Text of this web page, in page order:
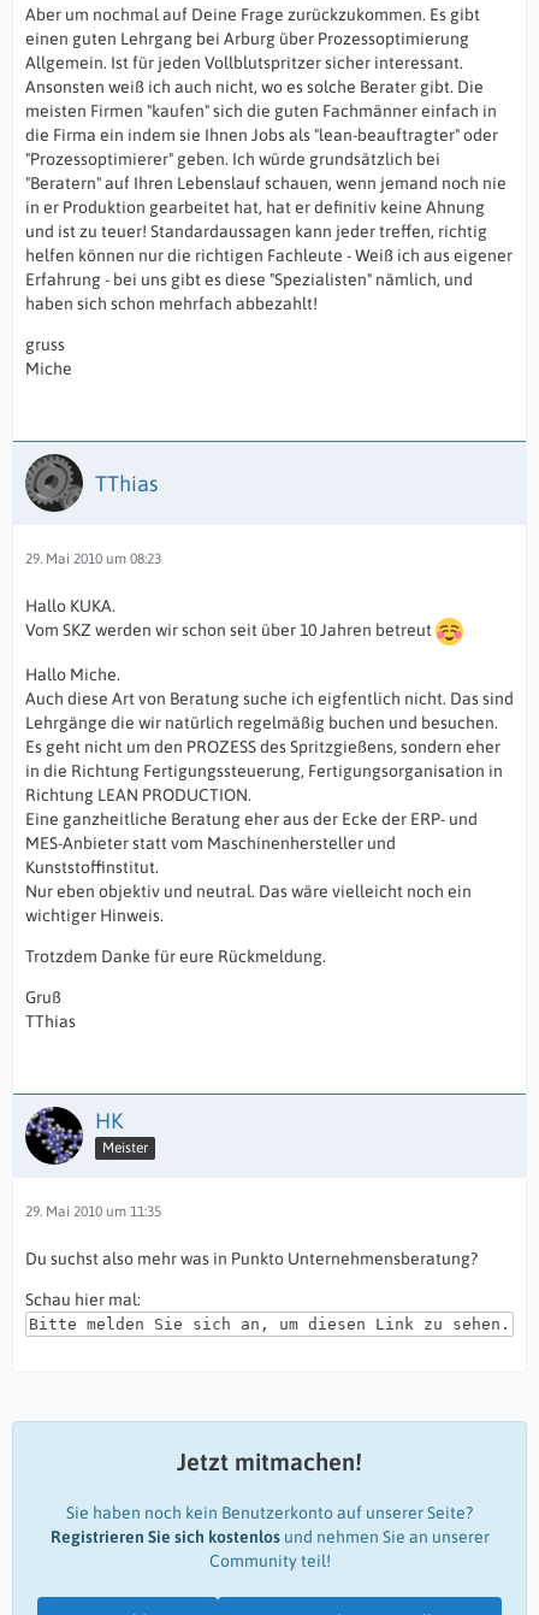
Aber um nochmal auf Deine Frage zurückzukommen. Es gibt
einen guten Lehrgang bei Arburg über Prozessoptimierung
Allgemein. Ist für jeden Vollblutspritzer sicher interessant.
Ansonsten weiß ich auch nicht, wo es solche Berater gibt. Die
meisten Firmen "kaufen" sich die guten Fachmänner einfach in
die Firma ein indem sie Ihnen Jobs als "lean-beauftragter" oder
"Prozessoptimierer" geben. Ich würde grundsätzlich bei
"Beratern" auf Ihren Lebenslauf schauen, wenn jemand noch nie
in er Produktion gearbeitet hat, hat er definitiv keine Ahnung
und ist zu teuer! Standardaussagen kann jeder treffen, richtig
helfen können nur die richtigen Fachleute - Weiß ich aus eigener
Erfahrung - bei uns gibt es diese "Spezialisten" nämlich, und
haben sich schon mehrfach abbezahlt!
gruss
Miche
TThias
29. Mai 2010 um 08:23
Hallo KUKA.
Vom SKZ werden wir schon seit über 10 Jahren betreut
Hallo Miche.
Auch diese Art von Beratung suche ich eigfentlich nicht. Das sind
Lehrgänge die wir natürlich regelmäßig buchen und besuchen.
Es geht nicht um den PROZESS des Spritzgießens, sondern eher
in die Richtung Fertigungssteuerung, Fertigungsorganisation in
Richtung LEAN PRODUCTION.
Eine ganzheitliche Beratung eher aus der Ecke der ERP- und
MES-Anbieter statt vom Maschinenhersteller und
Kunststoffinstitut.
Nur eben objektiv und neutral. Das wäre vielleicht noch ein
wichtiger Hinweis.
Trotzdem Danke für eure Rückmeldung.
Gruß
TThias
HK
Meister
29. Mai 2010 um 11:35
Du suchst also mehr was in Punkto Unternehmensberatung?
Schau hier mal:
Bitte melden Sie sich an, um diesen Link zu sehen.
Jetzt mitmachen!
Sie haben noch kein Benutzerkonto auf unserer Seite?
Registrieren Sie sich kostenlosund nehmen Sie an unserer
Community teil!